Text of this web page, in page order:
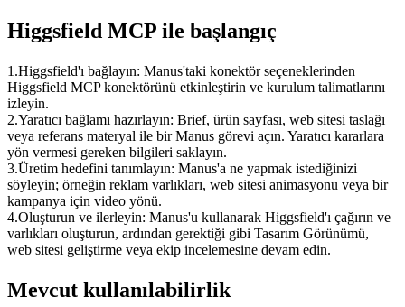
Higgsfield MCP ile başlangıç
1 .Higgsfield'ı bağlayın: Manus'taki konektör seçeneklerinden
Higgsfield MCP konektörünü etkinleştirin ve kurulum talimatlarını
izleyin.
2.Yaratıcı bağlamı hazırlayın: Brief, ürün sayfası, web sitesi taslağı
veya referans materyal ile bir Manus görevi açın. Yaratıcı kararlara
yön vermesi gereken bilgileri saklayın.
3.Üretim hedefini tanımlayın: Manus'a ne yapmak istediğinizi
söyleyin; örneğin reklam varlıkları, web sitesi animasyonu veya bir
kampanya için video yönü.
4.Oluşturun ve ilerleyin: Manus'u kullanarak Higgsfield'ı çağırın ve
varlıkları oluşturun, ardından gerektiği gibi Tasarım Görünümü,
web sitesi geliştirme veya ekip incelemesine devam edin.
Mevcut kullanılabilirlik